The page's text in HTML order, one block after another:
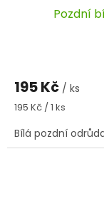
Pozdní
195 Kč / ks
Měrná
195 Kč / 1 ks
Bílá pozdní